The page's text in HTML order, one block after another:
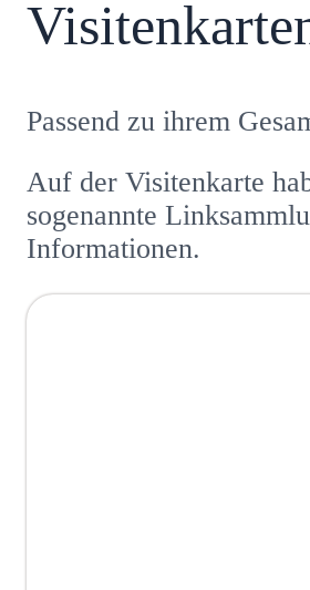
Passend zu ihrem
Auf der Visitenkarte
sogenannte
Informationen.